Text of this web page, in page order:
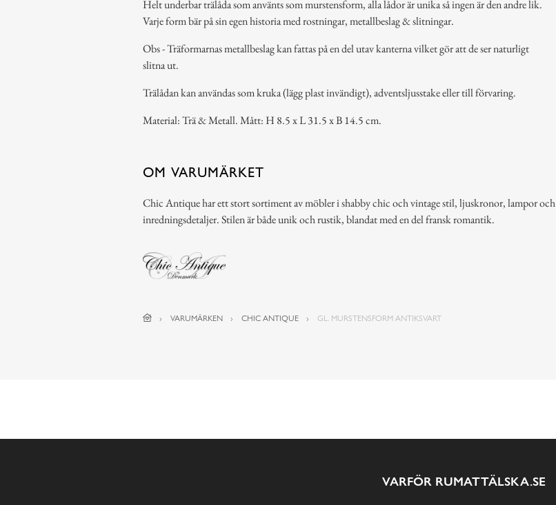
Helt underbar trälåda som använts som murstensform, alla lådor är unika så ingen är den andre lik.
Varje form bär på sin egen historia med rostningar, metallbeslag & slitningar.
Obs - Träformarnas metallbeslag kan fattas på en del utav kanterna vilket gör att de ser naturligt
slitna ut.
Trälådan kan användas som kruka (lägg plast invändigt), adventsljusstake eller till förvaring.
Material: Trä & Metall. Mått: H 8.5 x L 31.5 x B 14.5 cm.
OM VARUMÄRKET
Chic Antique har ett stort sortiment av möbler i shabby chic och vintage stil, ljuskronor, lampor och
inredningsdetaljer. Stilen är både unik och rustik, blandat med en del fransk romantik.
VARUMÄRKEN CHIC ANTIQUE GL. MURSTENSFORM ANTIKSVART
VARFÖR RUMATTÄLSKA.SE